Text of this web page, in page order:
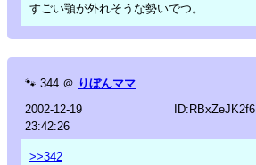
すごい顎が外れそうな勢いでつ。
🐾 344 ＠ りぼんママ
2002-12-19
23:42:26
ID:RBxZeJK2f6
>>342